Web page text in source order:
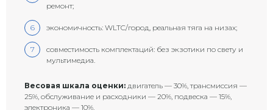
ремонт;
экономичность: WLTC/город, реальная тяга на низах;
совместимость комплектаций: без экзотики по свету и
мультимедиа.
Весовая шкала оценки: двигатель — 30%, трансмиссия —
25%, обслуживание и расходники — 20%, подвеска — 15%,
электроника — 10%.